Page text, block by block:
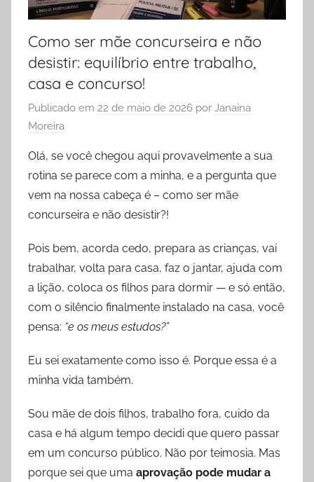
Como ser mãe concurseira e não
desistir: equilíbrio entre trabalho,
casa e concurso!
Publicado em 22 de maio de 2026 por Janaina
Moreira
Olá, se você chegou aqui provavelmente a sua
rotina se parece com a minha, e a pergunta que
vem na nossa cabeça é – como ser mãe
concurseira e não desistir?!
Pois bem, acorda cedo, prepara as crianças, vai
trabalhar, volta para casa, faz o jantar, ajuda com
a lição, coloca os filhos para dormir — e só então,
com o silêncio finalmente instalado na casa, você
pensa: “e os meus estudos?”
Eu sei exatamente como isso é. Porque essa é a
minha vida também.
Sou mãe de dois filhos, trabalho fora, cuido da
casa e há algum tempo decidi que quero passar
em um concurso público. Não por teimosia. Mas
porque sei que uma aprovação pode mudar a